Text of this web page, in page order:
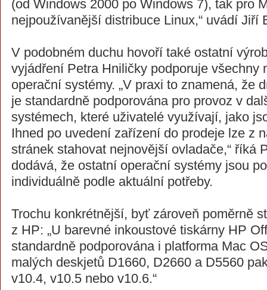
(od Windows 2000 po Windows 7), tak pro
nejpoužívanější distribuce Linux,“ uvádí Jiří
V podobném duchu hovoří také ostatní
vyjádření Petra Hniličky podporuje všechny
operační systémy. „V praxi to znamená, že
je standardně podporována pro provoz v
systémech, které uživatelé využívají, jako
Ihned po uvedení zařízení do prodeje lze z
stránek stahovat nejnovější ovladače,“ říká
dodává, že ostatní operační systémy jsou
individuálně podle aktuální potřeby.
Trochu konkrétnější, byť zároveň poměrně
z HP: „U barevné inkoustové tiskárny HP
standardně podporována i platforma Mac
malých deskjetů D1660, D2660 a D5560
v10.4, v10.5 nebo v10.6.“